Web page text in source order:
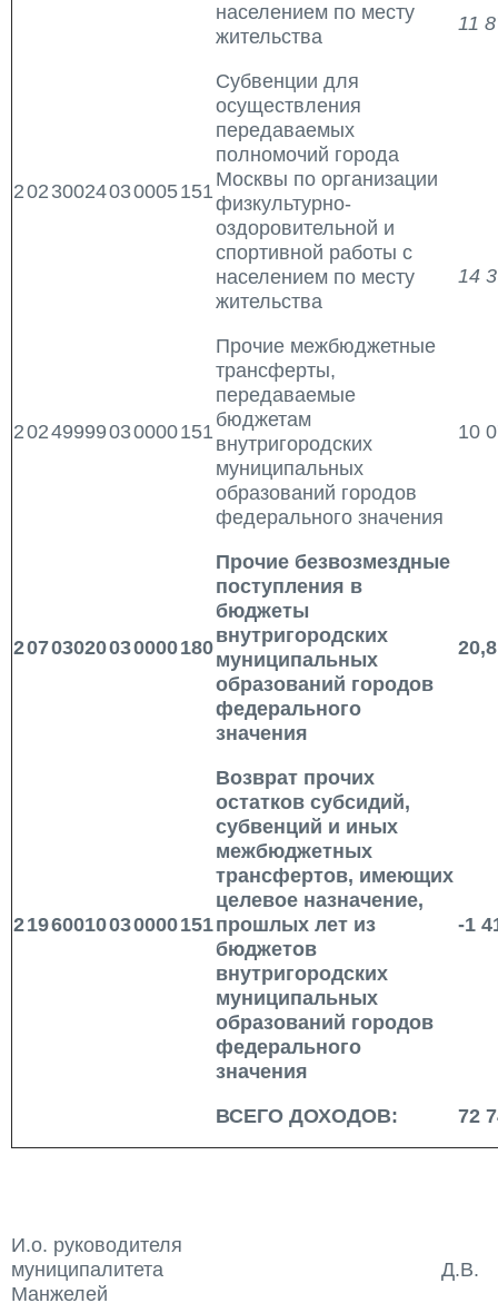
населением по месту
жительства
11
202 30024030005151
Субвенции для
осуществления
передаваемых
полномочий города
Москвы по организации
физкультурно-
оздоровительной и
спортивной работы с
населением по месту
жительства
14
20249999030000151
Прочие межбюджетные
трансферты,
передаваемые
бюджетам
внутригородских
муниципальных
образований городов
федерального значения
10
20703020030000180
Прочие безвозмездные
поступления в
бюджеты
внутригородских
муниципальных
образований городов
федерального
значения
20,8
21960010030000151
Возврат прочих
остатков субсидий,
субвенций и иных
межбюджетных
трансфертов, имеющих
целевое назначение,
прошлых лет из
бюджетов
внутригородских
муниципальных
образований городов
федерального
значения
-1
ВСЕГО ДОХОДОВ: 72
И.о. руководителя
муниципалитета Д.В.
Манжелей